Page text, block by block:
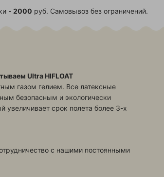
- 2000 руб. Самовывоз без ограничений.
Ultra HIFLOAT
газом гелием. Все латексные
безопасным и экологически
увеличивает срок полета более 3-х
с нашими постоянными